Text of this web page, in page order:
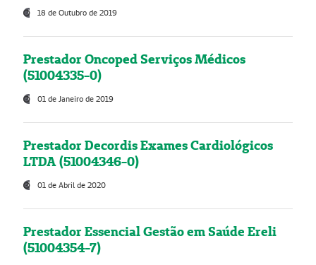
18 de Outubro de 2019
Prestador Oncoped Serviços Médicos
(51004335-0)
01 de Janeiro de 2019
Prestador Decordis Exames Cardiológicos
LTDA (51004346-0)
01 de Abril de 2020
Prestador Essencial Gestão em Saúde Ereli
(51004354-7)